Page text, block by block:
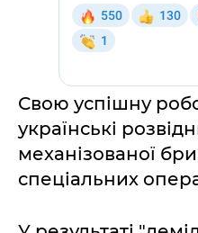
Свою успішну
українські
механізованої
спеціальних